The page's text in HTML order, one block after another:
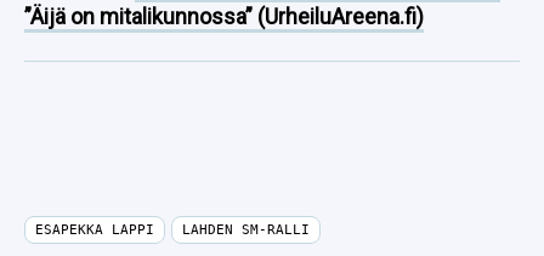
”Äijä on mitalikunnossa” (UrheiluAreena.fi)
ESAPEKKA LAPPI LAHDEN SM-RALLI